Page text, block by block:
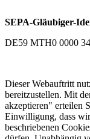
SEPA-Gläubiger-
DE59 MTH0 0000
Dieser Webauftritt
bereitzustellen. Mit
akzeptieren" erteilen
Einwilligung, dass
beschriebenen